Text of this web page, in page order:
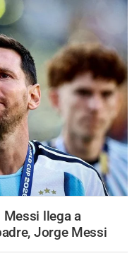
Messi llega a
Jorge Messi